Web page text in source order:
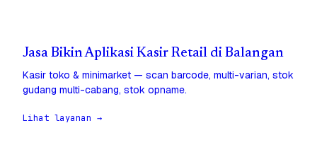
Jasa Bikin Aplikasi Kasir Retail di Balangan
Kasir toko & minimarket — scan barcode, multi-varian, stok
gudang multi-cabang, stok opname.
Lihat layanan →